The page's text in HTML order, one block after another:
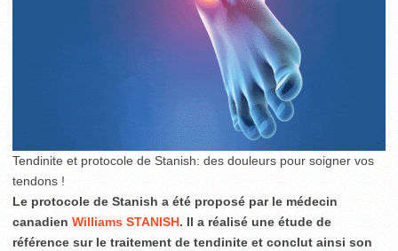
Tendinite et protocole de Stanish: des douleurs pour soigner vos
tendons !
Le protocole de Stanish a été proposé par le médecin
canadien Williams STANISH. Il a réalisé une étude de
référence sur le traitement de tendinite et conclut ainsi son